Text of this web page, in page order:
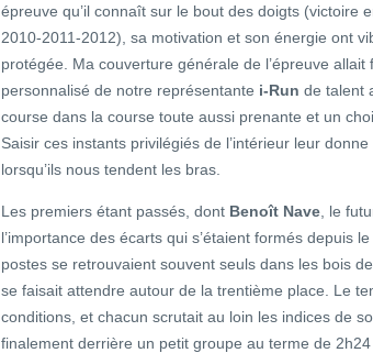
épreuve qu’il connaît sur le bout des doigts (victoire
2010-2011-2012), sa motivation et son énergie ont
protégée. Ma couverture générale de l’épreuve
personnalisé de notre représentante i-Run de talent
course dans la course toute aussi prenante et un
Saisir ces instants privilégiés de l’intérieur leur
lorsqu’ils nous tendent les bras.
Les premiers étant passés, dont Benoît Nave , le
l’importance des écarts qui s’étaient formés depuis
postes se retrouvaient souvent seuls dans les bois
se faisait attendre autour de la trentième place. Le
conditions, et chacun scrutait au loin les indices de
finalement derrière un petit groupe au terme de